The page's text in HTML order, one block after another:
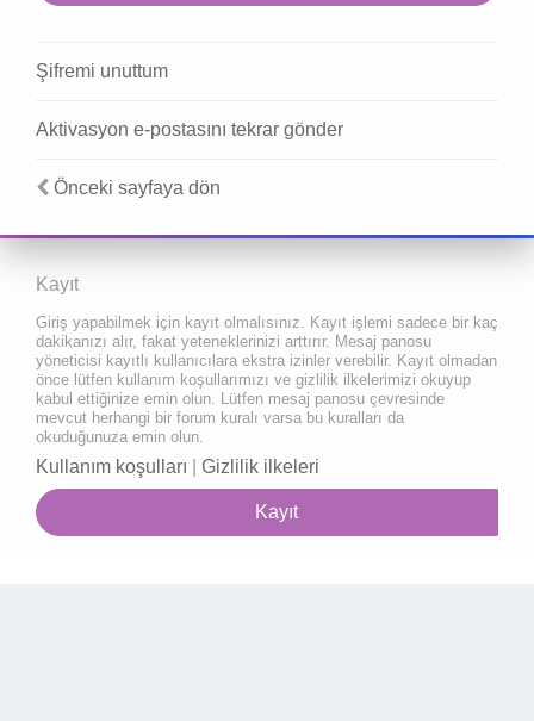
Şifremi unuttum
Aktivasyon e-postasını tekrar gönder
Önceki sayfaya dön
Kayıt
Giriş yapabilmek için kayıt olmalısınız. Kayıt işlemi sadece bir kaç
dakikanızı alır, fakat yeteneklerinizi arttırır. Mesaj panosu
yöneticisi kayıtlı kullanıcılara ekstra izinler verebilir. Kayıt olmadan
önce lütfen kullanım koşullarımızı ve gizlilik ilkelerimizi okuyup
kabul ettiğinize emin olun. Lütfen mesaj panosu çevresinde
mevcut herhangi bir forum kuralı varsa bu kuralları da
okuduğunuza emin olun.
Kullanım koşulları Gizlilik ilkeleri
Kayıt